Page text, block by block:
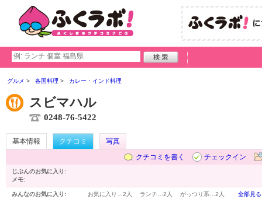
グルメ 各国料理 カレー・インド料理
スビマハル
0248-76-5422
基本情報 クチコミ
写真
クチコミを書く
チェックイン
じぶんのお気に入り:
メモ:
みんなのお気に入り: お気に入り… 2人 ランチ… 2人 がっつり系… 2人 全部見る